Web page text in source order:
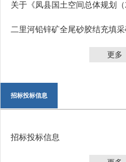
更多
招标投标信息
招标投标信息